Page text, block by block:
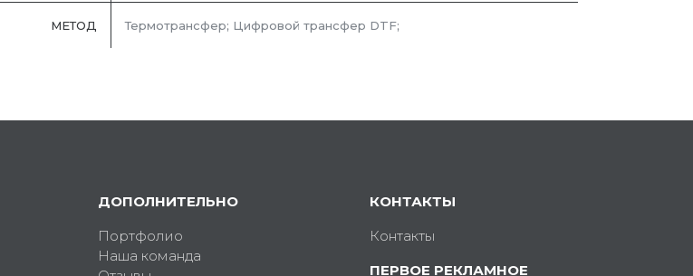
МЕТОД Термотрансфер; Цифровой трансфер DTF;
ДОПОЛНИТЕЛЬНО
Портфолио
Наша команда
КОНТАКТЫ
Контакты
ПЕРВОЕ РЕКЛАМНОЕ